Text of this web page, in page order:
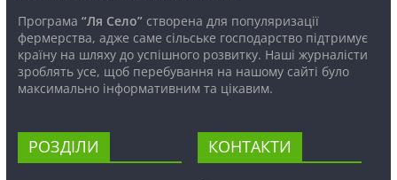
Програма “Ля Село”створена для популяризації
фермерства, адже саме сільське господарство підтримує
країну на шляху до успішного розвитку. Наші журналісти
зроблять усе, щоб перебування на нашому сайті було
максимально інформативним та цікавим.
РОЗДІЛИ КОНТАКТИ